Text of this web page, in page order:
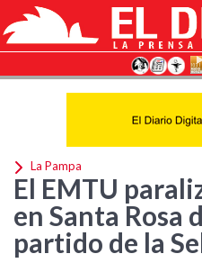
La Pampa
El EMTU
en Santa Rosa
partido de la